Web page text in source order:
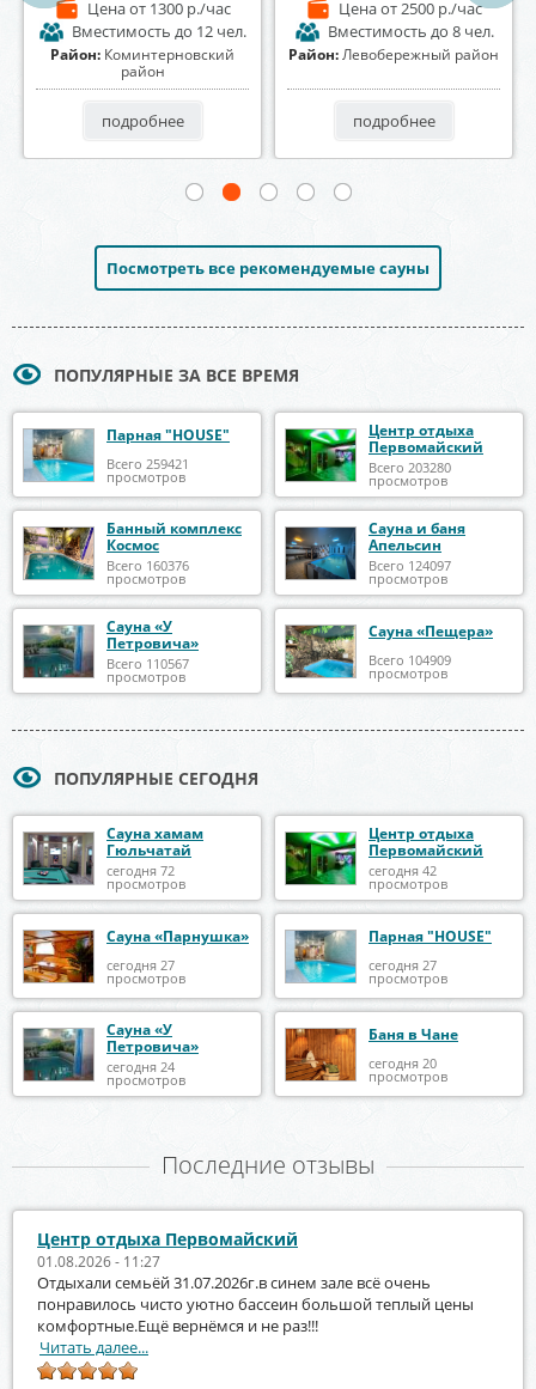
Ценаот 1200 р./час
Вместимость до 10 чел.
Район: Коминтерновский
район
подробнее
Ценаот 1500 р./час
Вместимость до 20 чел.
Район:Коминтерновский
подробнее
Посмотреть все рекомендуемые сауны
ПОПУЛЯРНЫЕ ЗА ВСЕ ВРЕМЯ
Парная "HOUSE"
Всего 259421
просмотров
Центр отдыха
Первомайский
Всего 203280
просмотров
Банный комплекс
Космос
Всего 160376
просмотров
Сауна и баня
Апельсин
Всего 124097
просмотров
Сауна «У
Петровича»
Всего 110567
просмотров
Сауна «Пещера»
Всего 104909
просмотров
ПОПУЛЯРНЫЕ СЕГОДНЯ
Сауна хамам
Гюльчатай
сегодня 72
просмотров
Центр отдыха
Первомайский
сегодня 42
просмотров
Сауна «Парнушка»
сегодня 27
просмотров
Парная "HOUSE"
сегодня 27
просмотров
Сауна «У
Петровича»
сегодня 24
просмотров
Баня в Чане
сегодня 20
просмотров
Последние отзывы
Центр отдыха Первомайский
01.08.2026 - 11:27
Отдыхали семьёй 31.07.2026г.в синем зале всё очень
понравилось чисто уютно бассеин большой теплый цены
комфортные.Ещё вернёмся и не раз!!!
Читать далее...